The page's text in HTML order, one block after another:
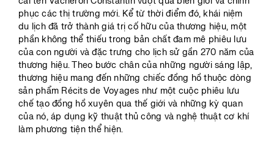
phục các thị trường mới. Kể từ thời điểm đó, khái niệm
du lịch đã trở thành giá trị cố hữu của thương hiệu, một
phần không thể thiếu trong bản chất đam mê phiêu lưu
của con người và đặc trưng cho lịch sử gần 270 năm của
thương hiệu. Theo bước chân của những người sáng lập,
thương hiệu mang đến những chiếc đồng hồ thuộc dòng
sản phẩm Récits de Voyages như một cuộc phiêu lưu
chế tạo đồng hồ xuyên qua thế giới và những kỳ quan
của nó, áp dụng kỹ thuật thủ công và nghệ thuật cơ khí
làm phương tiện thể hiện.